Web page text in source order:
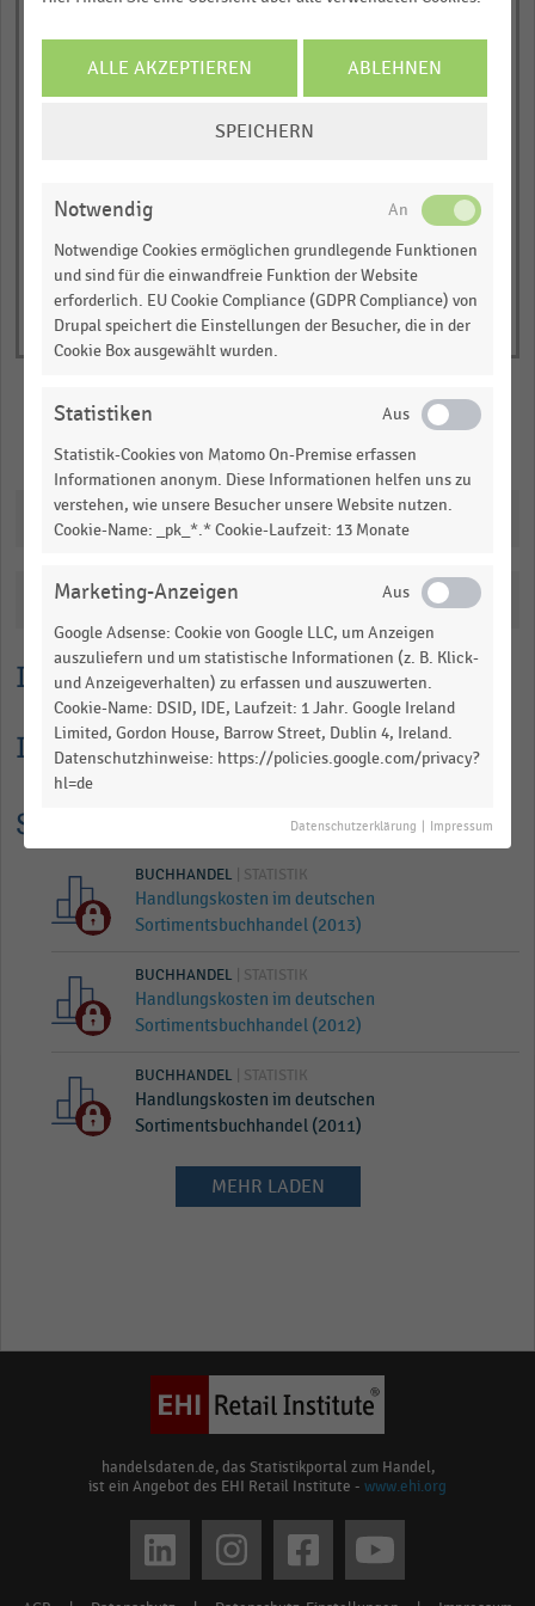
Lesehilfe
Informationen zur Statistik
The
chart
Kostenanteile
Prozent
des
Umsatzes.
1.0703049999999998.
View
data
interactive
chart
JETZT INFORMIEREN
Downloads
Katalogisierung
Statistik Historie
BUCHHANDEL | STATISTIK
Handlungskosten im deutschen
Sortimentsbuchhandel (2013)
BUCHHANDEL | STATISTIK
Handlungskosten im deutschen
Sortimentsbuchhandel (2012)
BUCHHANDEL | STATISTIK
Handlungskosten im deutschen
Sortimentsbuchhandel (2011)
MEHR LADEN
handelsdaten.de, das Statistikportal zum Handel,
ist ein Angebot des EHI Retail Institute - www.ehi.org
ALLE AKZEPTIEREN ABLEHNEN
SPEICHERN
Notwendig
Notwendige Cookies ermöglichen grundlegende Funktionen
und sind für die einwandfreie Funktion der Website
erforderlich. EU Cookie Compliance (GDPR Compliance) von
Drupal speichert die Einstellungen der Besucher, die in der
Cookie Box ausgewählt wurden.
Statistiken
Statistik-Cookies von Matomo On-Premise erfassen
Informationen anonym. Diese Informationen helfen uns zu
verstehen, wie unsere Besucher unsere Website nutzen.
Cookie-Name: _pk_*.* Cookie-Laufzeit: 13 Monate
Marketing-Anzeigen
Google Adsense: Cookie von Google LLC, um Anzeigen
auszuliefern und um statistische Informationen (z. B. Klick-
und Anzeigeverhalten) zu erfassen und auszuwerten.
Cookie-Name: DSID, IDE, Laufzeit: 1 Jahr. Google Ireland
Limited, Gordon House, Barrow Street, Dublin 4, Ireland.
Datenschutzhinweise: https://policies.google.com/privacy?
hl=de
Datenschutzerklärung Impressum